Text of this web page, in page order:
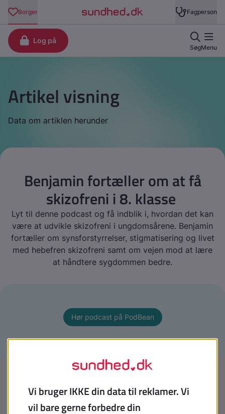
Artikel visning
Data om artiklen herunder
Benjamin fortæller om at få
skizofreni i 8. klasse
Lyt til denne podcast og få indblik i, hvordan det kan
være at udvikle skizofreni i ungdomsårene. Benjamin
fortæller om synsforstyrrelser, stigmatisering og livet
med hebefren skizofreni samt om vejen mod at lære
at håndtere sygdommen bedre.
Hør podcast på PodBean